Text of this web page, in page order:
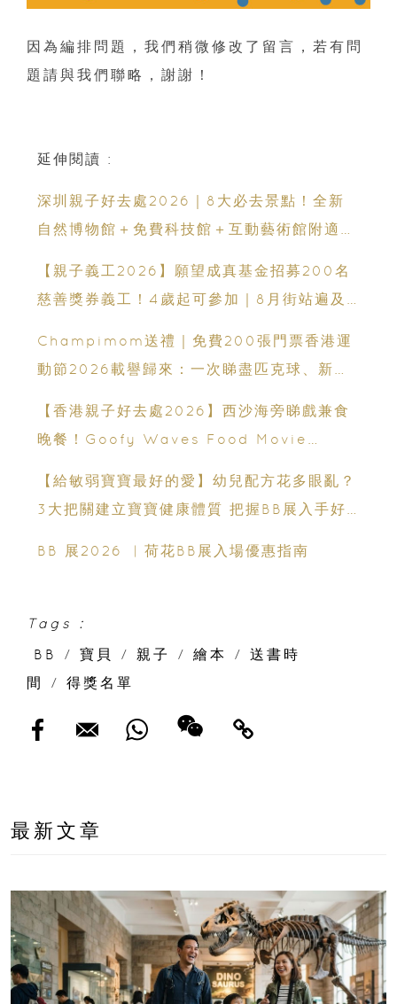
因為編排問題，我們稍微修改了留言，若有問
題請與我們聯略，謝謝！
延伸閱讀 :
深圳親子好去處2026｜8大必去景點！全新
自然博物館＋免費科技館＋互動藝術館附適合
【親子義工2026】願望成真基金招募200名
慈善獎券義工！4歲起可參加｜8月街站遍及
Champimom送禮｜免費200張門票香港運
動節2026載譽歸來：一次睇盡匹克球、新興
【香港親子好去處2026】西沙海旁睇戲兼食
晚餐！Goofy Waves Food Movie
【給敏弱寶寶最好的愛】幼兒配方花多眼亂？
3大把關建立寶寶健康體質 把握BB展入手好
BB 展2026 ︳荷花BB展入場優惠指南
Tags :
BB
/ 寶貝 / 親子 / 繪本 /
送書時
間
/ 得獎名單
最新文章